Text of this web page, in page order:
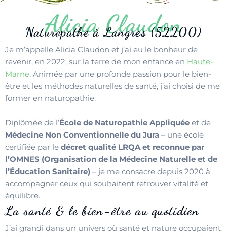
Alicia Claudon
Naturopathe à Langres (52200)
Je m’appelle Alicia Claudon et j’ai eu le bonheur de
revenir, en 2022, sur la terre de mon enfance en Haute-
Marne. Animée par une profonde passion pour le bien-
être et les méthodes naturelles de santé, j’ai choisi de me
former en naturopathie.
Diplômée de l’École de Naturopathie Appliquée et de
Médecine Non Conventionnelle du Jura – une école
certifiée par le décret qualité LRQA et reconnue par
l’OMNES (Organisation de la Médecine Naturelle et de
l’Éducation Sanitaire) – je me consacre depuis 2020 à
accompagner ceux qui souhaitent retrouver vitalité et
équilibre.
La santé & le bien-être au quotidien
J’ai grandi dans un univers où santé et nature occupaient